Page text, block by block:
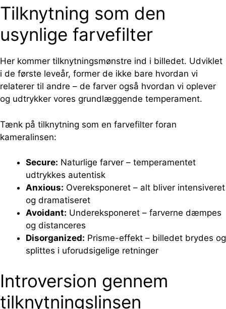
Tilknytning som den
usynlige farvefilter
Her kommer tilknytningsmønstre ind i billedet. Udviklet
i de første leveår, former de ikke bare hvordan vi
relaterer til andre – de farver også hvordan vi oplever
og udtrykker vores grundlæggende temperament.
Tænk på tilknytning som en farvefilter foran
kameralinsen:
Secure: Naturlige farver – temperamentet
udtrykkes autentisk
Anxious: Overeksponeret – alt bliver intensiveret
og dramatiseret
Avoidant: Undereksponeret – farverne dæmpes
og distanceres
Disorganized: Prisme-effekt – billedet brydes og
splittes i uforudsigelige retninger
Introversion gennem
tilknytningslinsen